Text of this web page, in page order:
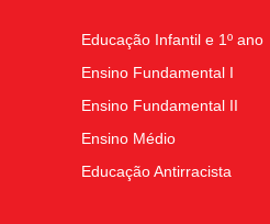
Educação Infantil e 1º ano
Ensino Fundamental I
Ensino Fundamental II
Ensino Médio
Educação Antirracista